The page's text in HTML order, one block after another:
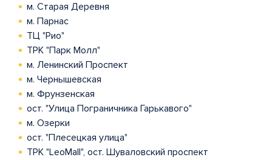
м. Старая Деревня
м. Парнас
ТЦ "Рио"
ТРК "Парк Молл"
м. Ленинский Проспект
м. Чернышевская
м. Фрунзенская
ост. "Улица Пограничника Гарькавого"
м. Озерки
ост. "Плесецкая улица"
ТРК "LeoMall", ост. Шуваловский проспект